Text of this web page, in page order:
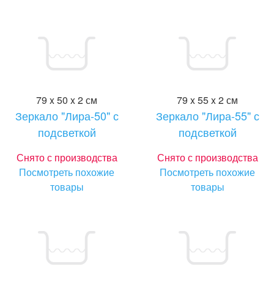
79 x 50 x 2 см
Зеркало "Лира-50" с
подсветкой
Снято с производства
Посмотреть похожие
товары
79 x 55 x 2 см
Зеркало "Лира-55" с
подсветкой
Снято с производства
Посмотреть похожие
товары